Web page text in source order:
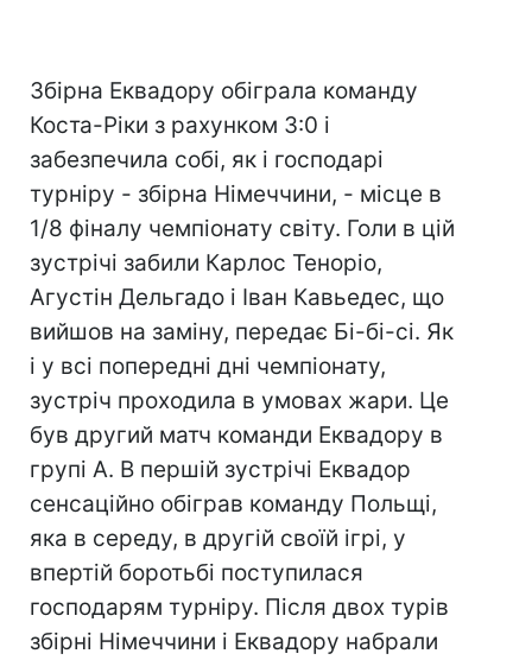
Збірна Еквадору обіграла команду
Коста-Ріки з рахунком 3:0 і
забезпечила собі, як і господарі
турніру - збірна Німеччини, - місце в
1/8 фіналу чемпіонату світу. Голи в цій
зустрічі забили Карлос Теноріо,
Агустін Дельгадо і Іван Кавьедес, що
вийшов на заміну, передає Бі-бі-сі. Як
і у всі попередні дні чемпіонату,
зустріч проходила в умовах жари. Це
був другий матч команди Еквадору в
групі А. В першій зустрічі Еквадор
сенсаційно обіграв команду Польщі,
яка в середу, в другій своїй ігрі, у
впертій боротьбі поступилася
господарям турніру. Після двох турів
збірні Німеччини і Еквадору набрали